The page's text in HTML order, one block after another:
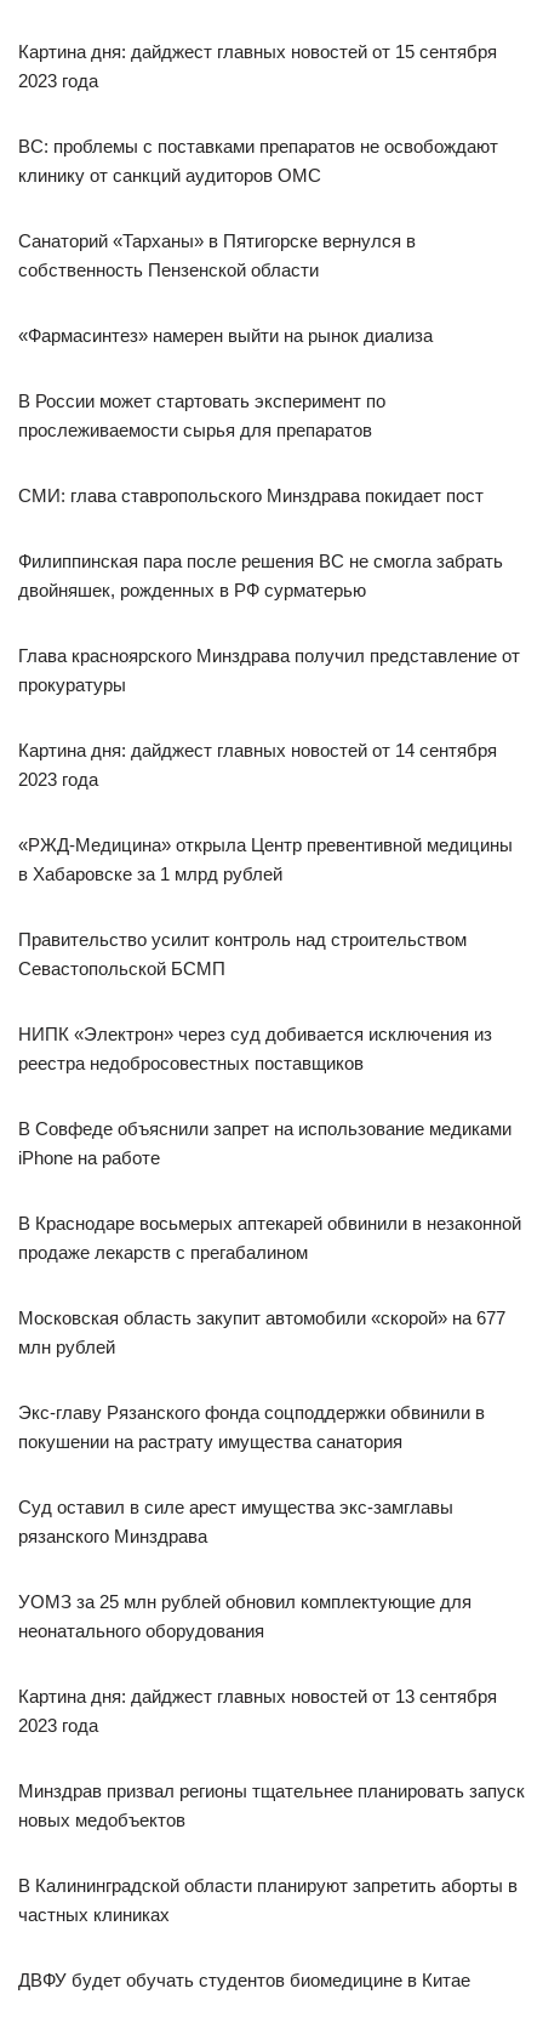
Картина дня: дайджест главных новостей от 15 сентября
2023 года
ВС: проблемы с поставками препаратов не освобождают
клинику от санкций аудиторов ОМС
Санаторий «Тарханы» в Пятигорске вернулся в
собственность Пензенской области
«Фармасинтез» намерен выйти на рынок диализа
В России может стартовать эксперимент по
прослеживаемости сырья для препаратов
СМИ: глава ставропольского Минздрава покидает пост
Филиппинская пара после решения ВС не смогла забрать
двойняшек, рожденных в РФ сурматерью
Глава красноярского Минздрава получил представление от
прокуратуры
Картина дня: дайджест главных новостей от 14 сентября
2023 года
«РЖД-Медицина» открыла Центр превентивной медицины
в Хабаровске за 1 млрд рублей
Правительство усилит контроль над строительством
Севастопольской БСМП
НИПК «Электрон» через суд добивается исключения из
реестра недобросовестных поставщиков
В Совфеде объяснили запрет на использование медиками
iPhone на работе
В Краснодаре восьмерых аптекарей обвинили в незаконной
продаже лекарств с прегабалином
Московская область закупит автомобили «скорой» на 677
млн рублей
Экс-главу Рязанского фонда соцподдержки обвинили в
покушении на растрату имущества санатория
Суд оставил в силе арест имущества экс-замглавы
рязанского Минздрава
УОМЗ за 25 млн рублей обновил комплектующие для
неонатального оборудования
Картина дня: дайджест главных новостей от 13 сентября
2023 года
Минздрав призвал регионы тщательнее планировать запуск
новых медобъектов
В Калининградской области планируют запретить аборты в
частных клиниках
ДВФУ будет обучать студентов биомедицине в Китае